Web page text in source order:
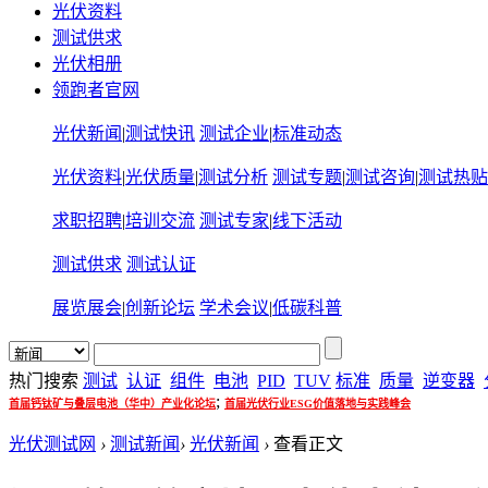
光伏资料
测试供求
光伏相册
领跑者官网
光伏新闻 |测试快讯 测试企业|标准动态
光伏资料|光伏质量|测试分析 测试专题|测试咨询|测试热贴
求职招聘|培训交流 测试专家|线下活动
测试供求 测试认证
展览展会|创新论坛 学术会议|低碳科普
热门搜索 测试 认证 组件 电池 PID TUV 标准 质量 逆变器
首届钙钛矿与叠层电池（华中）产业化论坛; 首届光伏行业ESG价值落地与实践峰会
光伏测试网 › 测试新闻 › 光伏新闻 › 查看正文